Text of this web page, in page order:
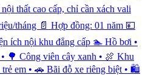
thất cao cấp, chỉ cần xách vali
tháng 📄 Hợp đồng: 01 năm 💴
ích nội khu đẳng cấp 🏊 Hồ bơi •
🌳 Công viên cây xanh • 🍖 Khu
em • 🚗 Bãi đỗ xe riêng biệt • 🛍️